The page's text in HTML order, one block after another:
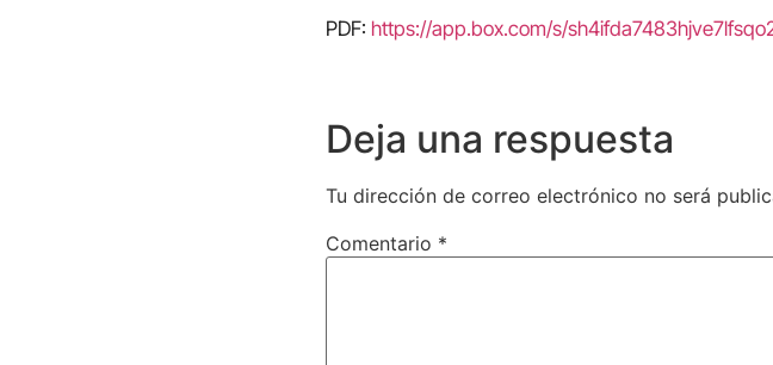
PDF: https://app.box.com/s/
Deja una respuesta
Tu dirección de correo electrónico no será
Comentario *